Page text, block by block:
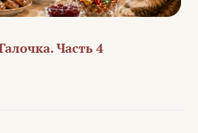
Часть 4